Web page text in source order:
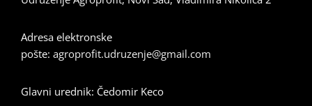
Adresa elektronske
pošte: agroprofit.udruzenje@gmail.com
Glavni urednik: Čedomir Keco